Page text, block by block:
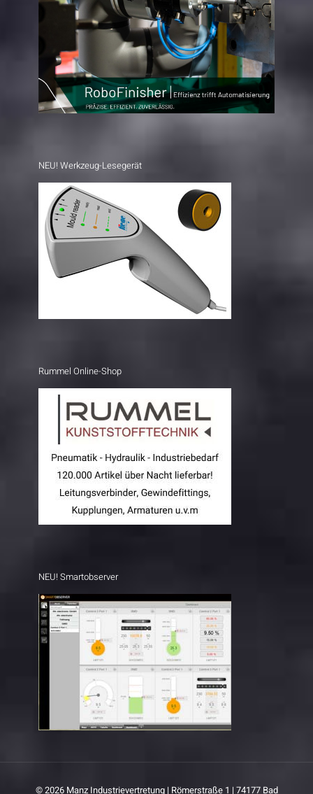
NEU! Werkzeug-Lesegerät
Rummel Online-Shop
NEU! Smartobserver
© 2026 Manz Industrievertretung | Römerstraße 1 | 74177 Bad